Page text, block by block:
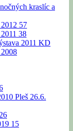
kraslíc a
57
38
2011 KD
Pleš 26.6.
15